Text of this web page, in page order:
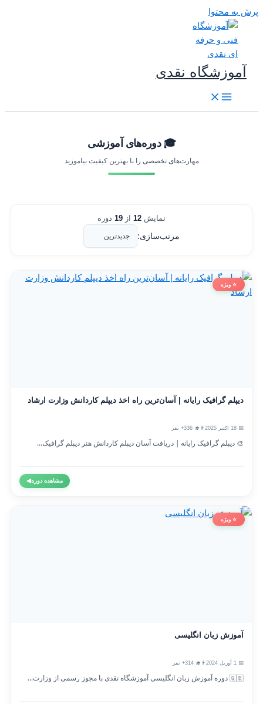
به محتوا
آموزشگاه نقدی
🎓 دوره‌های آموزشی
مهارت‌های تخصصی را با بهترین کیفیت بیاموزید
نمایش12 از 19 دوره
مرتب‌سازی:
⭐ ویژه
دیپلم گرافیک رایانه | آسان‌ترین راه اخذ دیپلم کاردانش وزارت ارشاد
👨‍🎓 336+ نفر
🎨 دیپلم گرافیک رایانه | دریافت آسان دیپلم کاردانش هنر دیپلم گرافیک...
مشاهده دوره◀
⭐ ویژه
آموزش زبان انگلیسی
👨‍🎓 314+ نفر
🇬🇧 دوره آموزش زبان انگلیسی آموزشگاه نقدی با مجوز رسمی از وزارت...